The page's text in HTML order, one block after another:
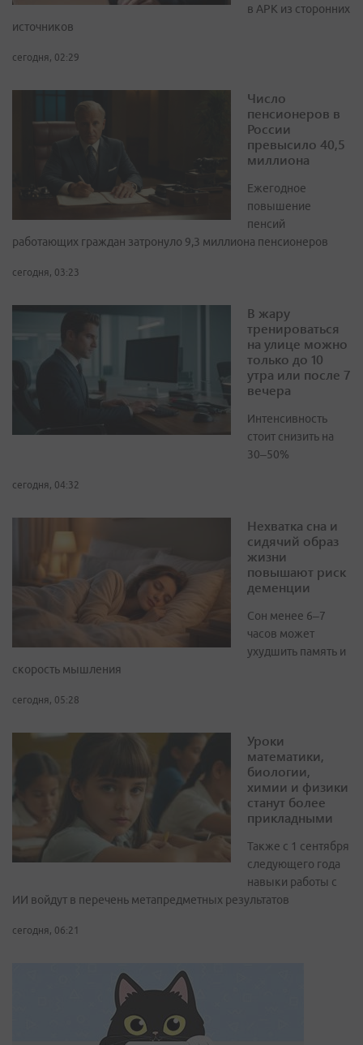
в APK из сторонних
источников
сегодня, 02:29
Число
пенсионеров в
России
превысило 40,5
миллиона
Ежегодное
повышение
пенсий
работающих граждан затронуло 9,3 миллиона пенсионеров
сегодня, 03:23
В жару
тренироваться
на улице можно
только до 10
утра или после 7
вечера
Интенсивность
стоит снизить на
30–50%
сегодня, 04:32
Нехватка сна и
сидячий образ
жизни
повышают риск
деменции
Сон менее 6–7
часов может
ухудшить память и
скорость мышления
сегодня, 05:28
Уроки
математики,
биологии,
химии и физики
станут более
прикладными
Также с 1 сентября
следующего года
навыки работы с
ИИ войдут в перечень метапредметных результатов
сегодня, 06:21